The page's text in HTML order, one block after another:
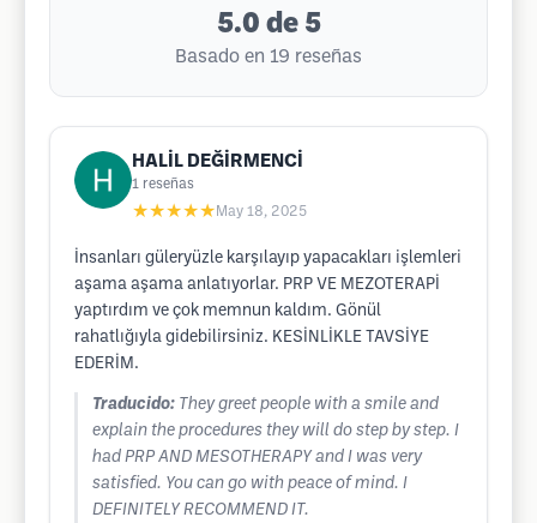
5.0 de 5
Basado en 19 reseñas
HALİL DEĞİRMENCİ
1 reseñas
★★★★★ May 18, 2025
İnsanları güleryüzle karşılayıp yapacakları işlemleri
aşama aşama anlatıyorlar. PRP VE MEZOTERAPİ
yaptırdım ve çok memnun kaldım. Gönül
rahatlığıyla gidebilirsiniz. KESİNLİKLE TAVSİYE
EDERİM.
Traducido: They greet people with a smile and
explain the procedures they will do step by step. I
had PRP AND MESOTHERAPY and I was very
satisfied. You can go with peace of mind. I
DEFINITELY RECOMMEND IT.